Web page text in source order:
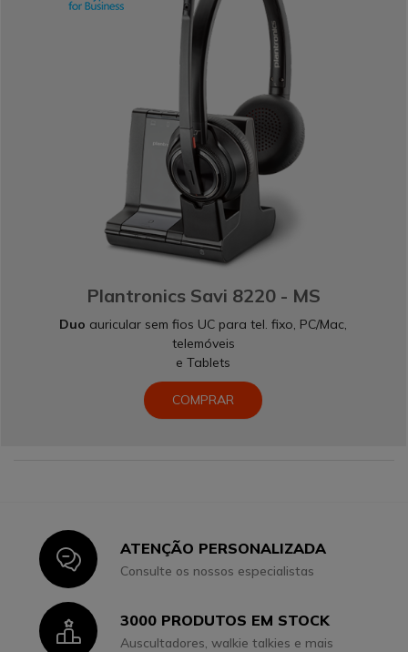
Plantronics Savi 8220 - MS
Duo auricular sem fios UC para tel. fixo, PC/Mac,
telemóveis
e Tablets
COMPRAR
IconATENÇÃO PERSONALIZADA
Consulte os nossos especialistas
Icon3000 PRODUTOS EM STOCK
Auscultadores, walkie talkies e mais